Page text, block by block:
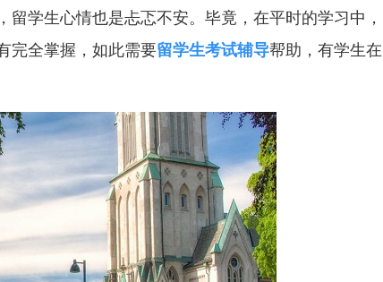
学生心情也是忐忑不安。毕竟，在平时的学习中，
完全掌握，如此需要留学生考试辅导帮助，有学生在